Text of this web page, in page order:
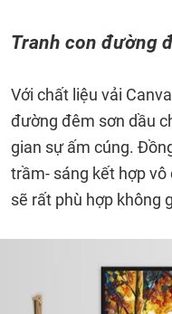
Tranh con đường
Với chất liệu vải
đường đêm sơn dầu
gian sự ấm cúng.
trầm- sáng kết hợp
sẽ rất phù hợp không